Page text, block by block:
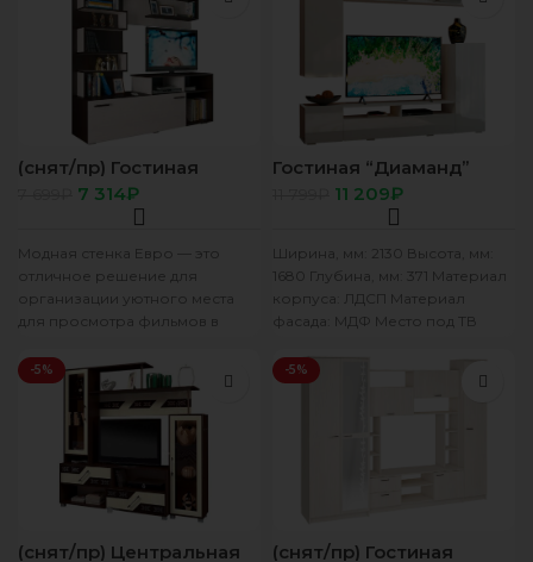
верхней
(снят/пр) Гостиная
“Евро” венге/лоредо
7 314₽
Модная стенка Евро — это
отличное решение для
организации уютного места
для просмотра фильмов в
квартире.Модель обладает
несколькими
Гостиная “Диаманд”
11 209₽
Ширина, мм: 2130 Высота, мм:
1680 Глубина, мм: 371 Материал
корпуса: ЛДСП Материал
фасада: МДФ Место под ТВ
-5%
(снят/пр) Центральная
-5%
(снят/пр) Гостиная